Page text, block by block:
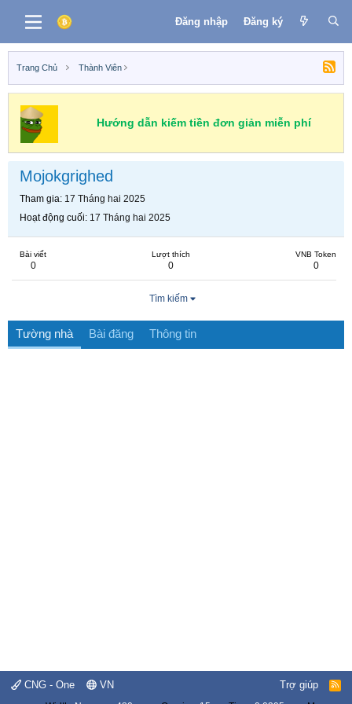
Đăng nhập Đăng ký
Trang Chủ Thành Viên
Hướng dẫn kiếm tiền đơn giản miễn phí
Mojokgrighed
Tham gia 17 Tháng hai 2025
Hoạt động cuối 17 Tháng hai 2025
Bài viết
0
Lượt thích
0
VNB Token
0
Tìm kiếm
Tường nhà Bài đăng Thông tin
CNG - One VN Trợ giúp
R